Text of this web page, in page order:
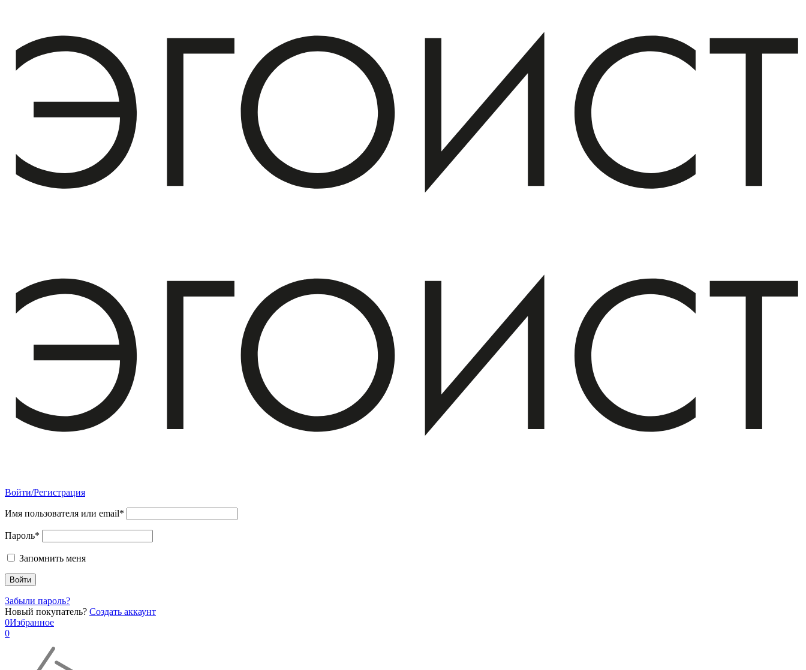
Войти/Регистрация
Имя пользователя или email*
Пароль*
Запомнить меня
Забыли пароль?
Новый покупатель? Создать аккаунт
0Избранное
0